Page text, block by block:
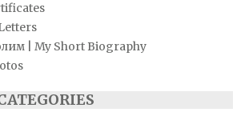
| My Short Biography